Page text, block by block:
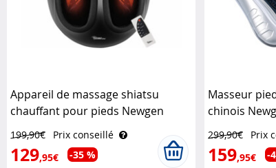
Appareil de massage shiatsu
chauffant pour pieds Newgen
199,90€ Prix conseillé
129,95€ -35 %
Masseur
chinois
299,90€ Prix
159,95€ -